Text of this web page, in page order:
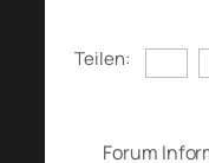
Teilen:
Forum